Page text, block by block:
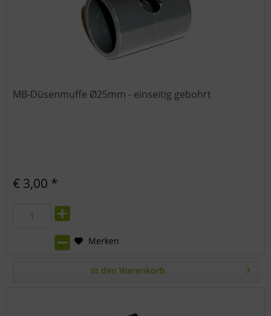
MB-Düsenmuffe Ø25mm - einseitig gebohrt
€ 3,00 *
In den Warenkorb
Merken